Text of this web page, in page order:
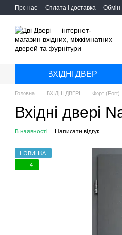
Перейти до основного контенту
Про нас Оплата і доставка Обмін
ВХІДНІ ДВЕРІ
Головна ВХІДНІ ДВЕРІ Форт (Fort)
Вхідні двері
В наявності Написати відгук
НОВИНКА
4